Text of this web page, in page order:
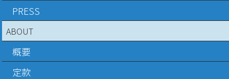
PRESS
ABOUT
概要
定款